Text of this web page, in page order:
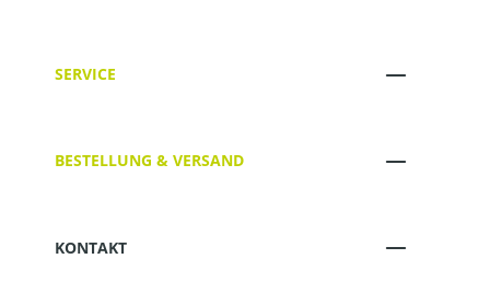
SERVICE
BESTELLUNG & VERSAND
KONTAKT